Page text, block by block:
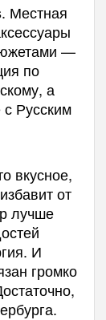
Местная
—
по
а
Русским
вкусное,
от
лучше
И
громко